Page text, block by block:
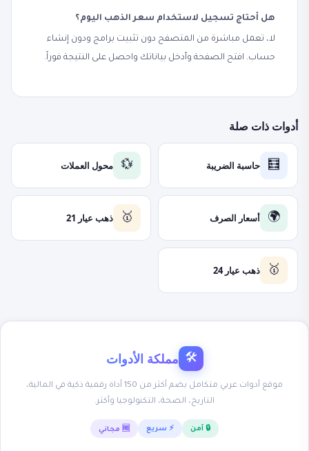
هل أحتاج تسجيل لاستخدام سعر الذهب اليوم؟
لا، تعمل مباشرة من المتصفح دون تثبيت برامج ودون إنشاء
حساب. افتح الصفحة وأدخل بياناتك واحصل على النتيجة فوراً.
أدوات ذات صلة
🧮 حاسبة الضريبة 💱 محول العملات
🌍 أسعار الصرف 🥇 ذهب عيار 21
🥇 ذهب عيار 24
🛠 مملكة الأدوات
موقع أدوات عربي متكامل يضم أكثر من 150 أداة رقمية ذكية في المالية،
التاريخ، الصحة، التكنولوجيا وأكثر.
🔒 آمن ⚡ سريع 🆓 مجاني